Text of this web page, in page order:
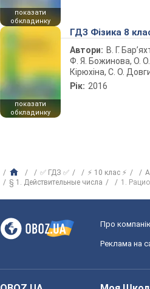
показати
обкладинку
показати
обкладинку
ГДЗ Фізика 8
Автори: В. Г.
Ф. Я. Божинова, О. О.
Кірюхіна, С. О.
Рік: 2016
✅ ГДЗ ✅ ⚡ 10 клас ⚡
§ 1. Действительные числа
1.
Про
Реклама на